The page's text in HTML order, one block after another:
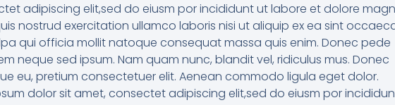
adipiscing elit,sed do eiusm por incididunt ut labore et dolore
nostrud exercitation ullamco laboris nisi ut aliquip ex ea sint
qui officia mollit natoque consequat massa quis enim. Donec pede
neque sed ipsum. Nam quam nunc, blandit vel, ridiculus mus. Donec
eu, pretium consectetuer elit. Aenean commodo ligula eget dolor.
dolor sit amet, consectet adipiscing elit,sed do eiusm por